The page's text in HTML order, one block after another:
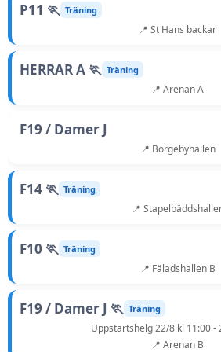
P11 🏃 Träning
📍 St Hans backar
HERRAR A 🏃 Träning
📍 Arenan A
F19 / Damer J
📍 Borgebyhallen
F14 🏃 Träning
📍
F10 🏃 Träning
📍 Fäladshallen B
F19 / Damer J 🏃 Träning
Uppstartshelg 22/8 kl 11:00 -
📍 Arenan B